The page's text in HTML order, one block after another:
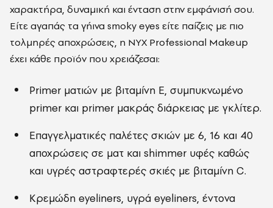
χαρακτήρα, δυναμική και ένταση στην εμφάνισή σου.
Είτε αγαπάς τα γήινα smoky eyes είτε παίζεις με πιο
τολμηρές αποχρώσεις, η NYX Professional Makeup
έχει κάθε προϊόν που χρειάζεσαι:
Primer ματιών με βιταμίνη Ε, συμπυκνωμένο
primer και primer μακράς διάρκειας με γκλίτερ.
Επαγγελματικές παλέτες σκιών με 6, 16 και 40
αποχρώσεις σε ματ και shimmer υφές καθώς
και υγρές αστραφτερές σκιές με βιταμίνη C.
Κρεμώδη eyeliners, υγρά eyeliners, έντονα